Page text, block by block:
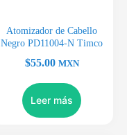
Atomizador de Cabello
Negro PD11004-N Timco
$55.00 MXN
Leer más